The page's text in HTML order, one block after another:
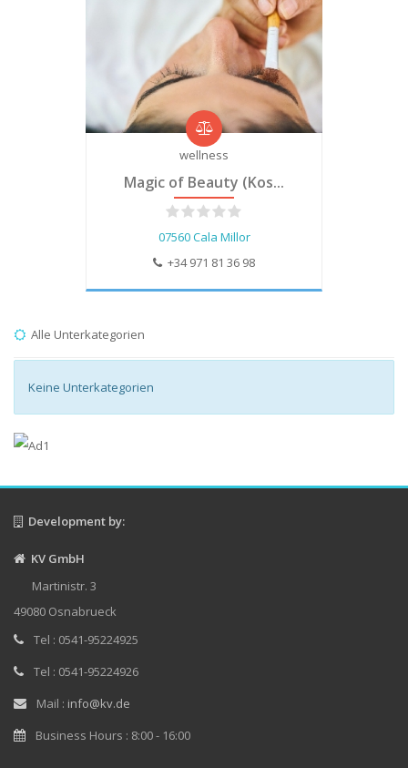
wellness
Magic of Beauty (Kos...
07560 Cala Millor
+34 971 81 36 98
Alle Unterkategorien
Keine Unterkategorien
Development by:
KV GmbH
Martinistr. 3
49080 Osnabrueck
Tel : 0541-95224925
Tel : 0541-95224926
Mail : info@kv.de
Business Hours : 8:00 - 16:00